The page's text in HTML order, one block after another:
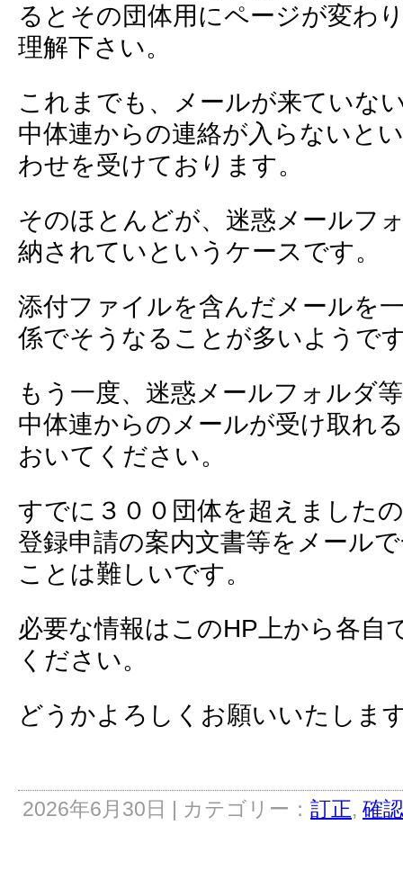
るとその団体用にページが変わ
理解下さい。
これまでも、メールが来ていな
中体連からの連絡が入らないと
わせを受けております。
そのほとんどが、迷惑メールフ
納されていというケースです。
添付ファイルを含んだメールを
係でそうなることが多いようで
もう一度、迷惑メールフォルダ
中体連からのメールが受け取れ
おいてください。
すでに３００団体を超えました
登録申請の案内文書等をメール
ことは難しいです。
必要な情報はこのHP上から各自
ください。
どうかよろしくお願いいたしま
2026年6月30日 | カテゴリー： 訂正, 確認